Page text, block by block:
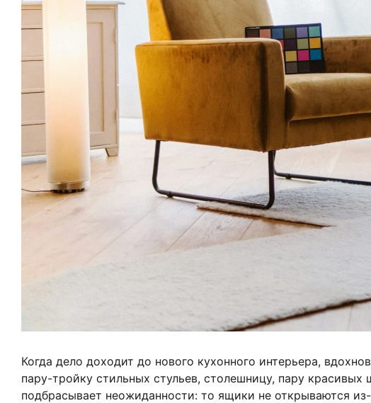
Когда дело доходит до нового кухонного интерьера,
пару-тройку стильных стульев, столешницу, пару
подбрасывает неожиданности: то ящики не открываются